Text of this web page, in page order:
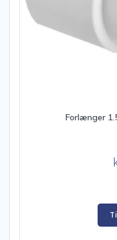
Forlænger